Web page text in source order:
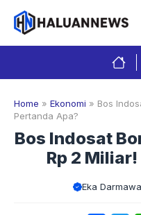
Langsung
isi
Home » Ekonomi » Bos
Pertanda Apa?
Bos Indosat
Rp 2
Eka